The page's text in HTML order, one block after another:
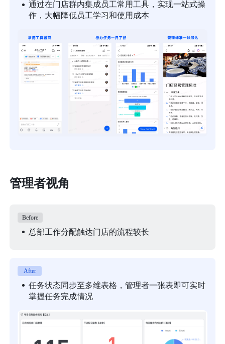
通过在门店群内集成员工常用工具，实现一站式操
作，大幅降低员工学习和使用成本
管理者视角
Before
总部工作分配触达门店的流程较长
After
任务状态同步至多维表格，管理者一张表即可实时
掌握任务完成情况